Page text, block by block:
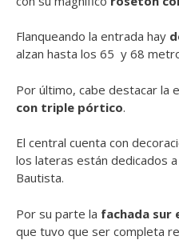
Flanqueando la entrada hay
alzan hasta los 65 y 68
Por último, cabe destacar la
con triple pórtico.
El central cuenta con
los lateras están dedicados a
Bautista.
Por su parte la fachada sur
que tuvo que ser completa